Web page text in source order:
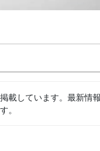
載しています。最新情
。